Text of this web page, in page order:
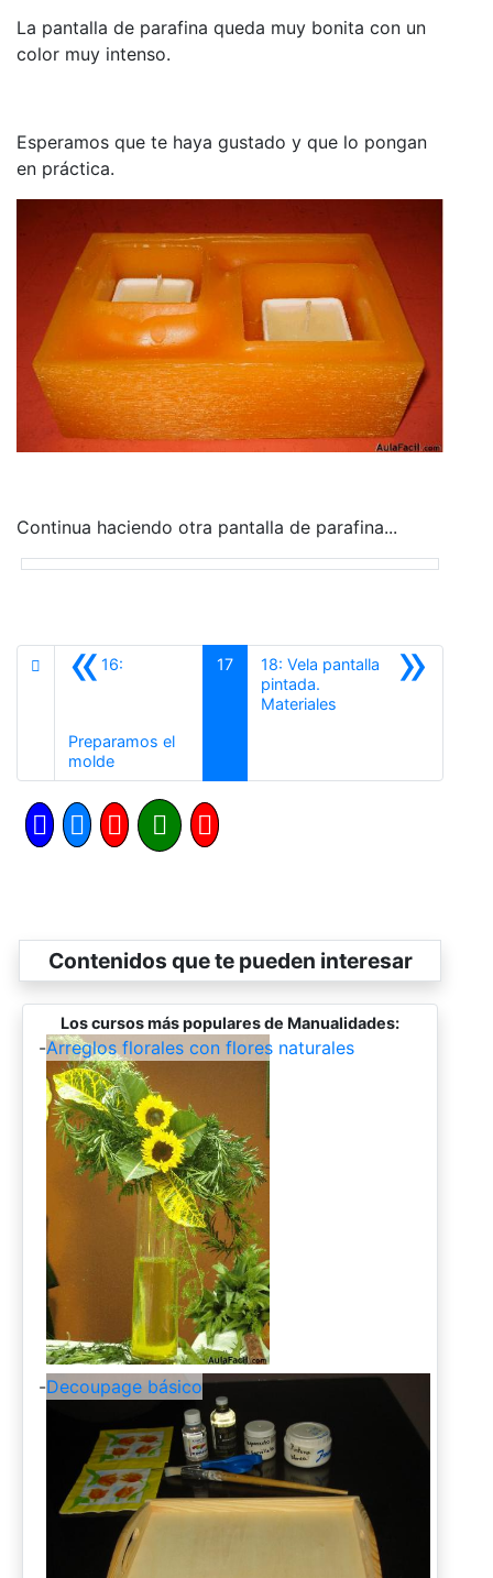
La pantalla de parafina queda muy bonita con un
color muy intenso.
Esperamos que te haya gustado y que lo pongan
en práctica.
Continua haciendo otra pantalla de parafina...
«16:
Preparamos el
moldeAnterior
17 »
18: Vela pantalla
pintada.
MaterialesSiguiente
Contenidos que te pueden interesar
Los cursos más populares de Manualidades:
-Arreglos florales con flores naturales
-Decoupage básico